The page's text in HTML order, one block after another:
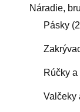
Náradie,
Pásky
Rúčky
Valčeky